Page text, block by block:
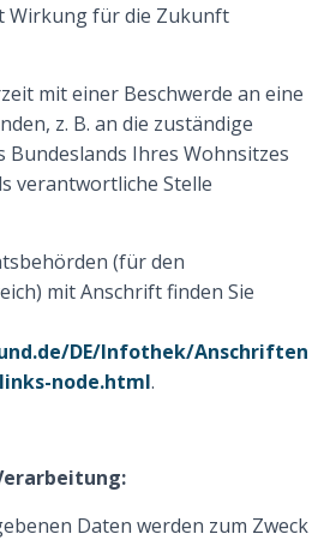
Wirkung für die Zukunft
mit einer Beschwerde an eine
z. B. an die zuständige
Bundeslands Ihres Wohnsitzes
verantwortliche Stelle
(für den
mit Anschrift finden Sie
DE/Infothek/Anschriften
node.html.
Daten werden zum Zweck